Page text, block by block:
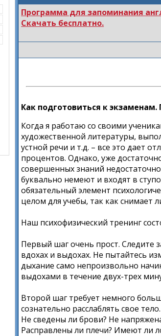
Программа для запоминания
Скачать бесплатно.
Как подготовиться к
Когда я работаю со своими
художественной литературы,
устной речи и т.д. – все это дает
процентов. Однако, уже
совершенных знаний
буквально немеют и входят в
обязательный элемент
целом для учебы, так как снимает
Наш психофизический тренинг
Первый шаг очень прост. Следите
вдохах и выдохах. Не пытайтесь
дыхание само непроизвольно
выдохами в течение двух-трех
Второй шаг требует немного
сознательно расслаблять свое
Не сведены ли брови? Не
Расправлены ли плечи? Имеют ли